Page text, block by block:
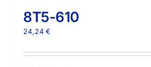
8T5-610
24,24€